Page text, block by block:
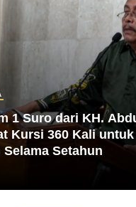
1 Suro dari KH.
Kursi 360 Kali
Setahun